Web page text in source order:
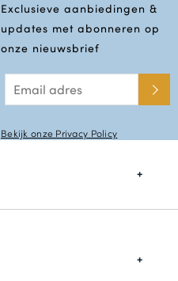
Exclusieve aanbiedingen &
updates met abonneren op
onze nieuwsbrief
Bekijk onze Privacy Policy